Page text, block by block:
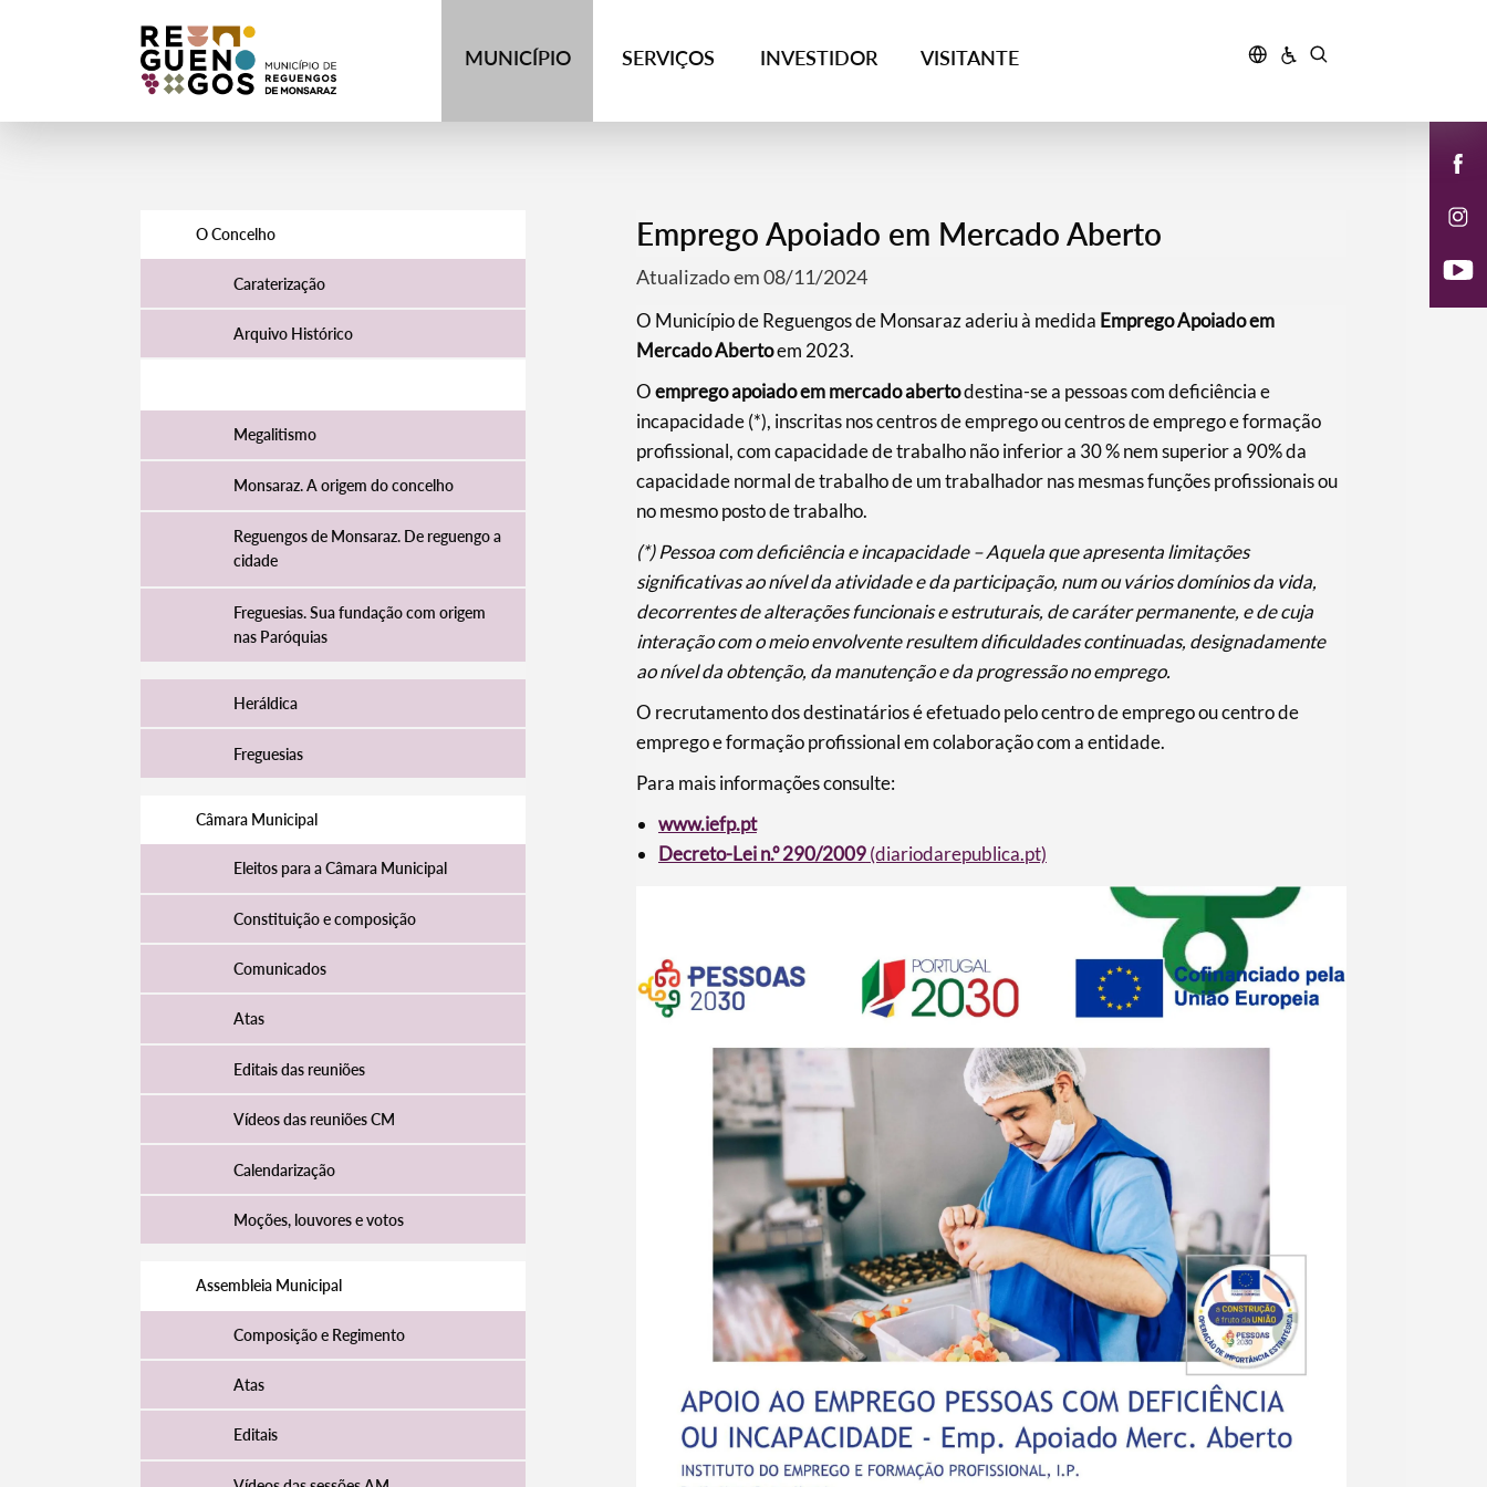
MUNICÍPIO SERVIÇOS INVESTIDOR VISITANTE
O Concelho
Caraterização
Arquivo Histórico
Megalitismo
Monsaraz. A origem do concelho
Reguengos de Monsaraz. De reguengo a
cidade
Freguesias. Sua fundação com origem
nas Paróquias
Heráldica
Freguesias
Câmara Municipal
Eleitos para a Câmara Municipal
Constituição e composição
Comunicados
Atas
Editais das reuniões
Vídeos das reuniões CM
Calendarização
Moções, louvores e votos
Assembleia Municipal
Composição e Regimento
Atas
Editais
Emprego Apoiado em Mercado Aberto
Atualizado em 08/11/2024
O Município de Reguengos de Monsaraz aderiu à medida Emprego Apoiado em
Mercado Abertoem 2023.
Oemprego apoiado em mercado abertodestina-se a pessoas com deficiência e
incapacidade (*), inscritas nos centros de emprego ou centros de emprego e formação
profissional, com capacidade de trabalho não inferior a 30 % nem superior a 90% da
capacidade normal de trabalho de um trabalhador nas mesmas funções profissionais ou
no mesmo posto de trabalho.
(*) Pessoa com deficiência e incapacidade – Aquela que apresenta limitações
significativas ao nível da atividade e da participação, num ou vários domínios da vida,
decorrentes de alterações funcionais e estruturais, de caráter permanente, e de cuja
interação com o meio envolvente resultem dificuldades continuadas, designadamente
ao nível da obtenção, da manutenção e da progressão no emprego.
O recrutamento dos destinatários é efetuado pelo centro de emprego ou centro de
emprego e formação profissional em colaboração com a entidade.
Para mais informações consulte:
www.iefp.pt
Decreto-Lei n.º 290/2009(diariodarepublica.pt)